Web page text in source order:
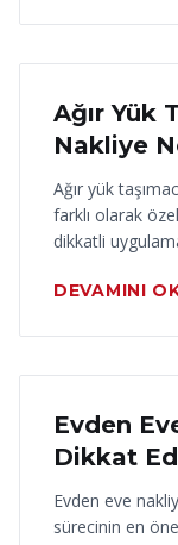
17 Haziran
Ağır Yük
Nakliye
Ağır yük
farklı olarak
dikkatli
DEVAMINI
16 Haziran
Evden
Dikkat
Evden eve
sürecinin en